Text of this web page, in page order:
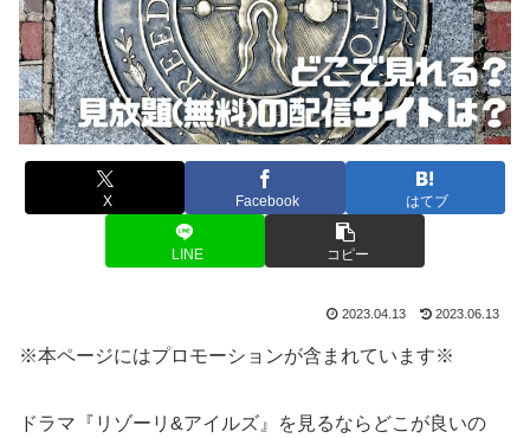
X Facebook はてブ
LINE コピー
2023.04.13 2023.06.13
※本ページにはプロモーションが含まれています※
ドラマ『リゾーリ&アイルズ』を見るならどこが良いの